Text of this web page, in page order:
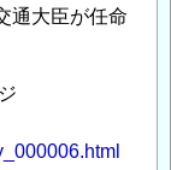
通大臣が任命